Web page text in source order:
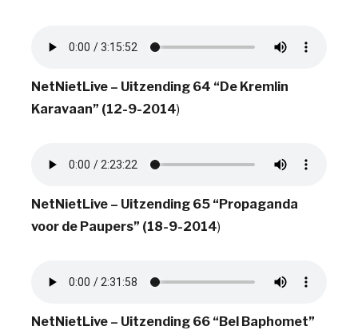
NetNietLive – Uitzending 64 “De Kremlin
Karavaan” (12-9-2014)
NetNietLive – Uitzending 65 “Propaganda
voor de Paupers” (18-9-2014)
NetNietLive – Uitzending 66 “Bel Baphomet”